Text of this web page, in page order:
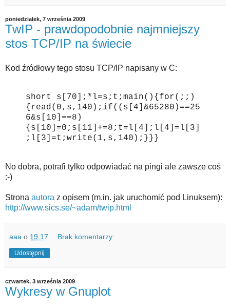
poniedziałek, 7 września 2009
TwIP - prawdopodobnie najmniejszy
stos TCP/IP na świecie
Kod źródłowy tego stosu TCP/IP napisany w C:
short s[70];*l=s;t;main(){for(;;)
{read(0,s,140);if((s[4]&65280)==25
6&s[10]==8)
{s[10]=0;s[11]+=8;t=l[4];l[4]=l[3]
;l[3]=t;write(1,s,140);}}}
No dobra, potrafi tylko odpowiadać na pingi ale zawsze coś
:-)
Strona autora z opisem (m.in. jak uruchomić pod Linuksem):
http://www.sics.se/~adam/twip.html
aaa o 19:17 Brak komentarzy:
Udostępnij
czwartek, 3 września 2009
Wykresy w Gnuplot